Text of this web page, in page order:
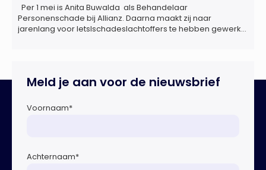
Per 1 mei is Anita Buwalda als Behandelaar
Personenschade bij Allianz. Daarna maakt zij naar
jarenlang voor letslschadeslachtoffers te hebben gewerkt
Overtoom […]
Meld je aan voor de nieuwsbrief
Voornaam*
Achternaam*